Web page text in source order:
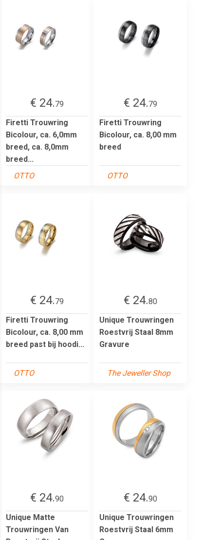
€ 24.79
Firetti Trouwring
Bicolour, ca. 6,0mm
breed, ca. 8,0mm
breed...
OTTO
€ 24.79
Firetti Trouwring
Bicolour, ca. 8,00 mm
breed
OTTO
€ 24.79
Firetti Trouwring
Bicolour, ca. 8,00 mm
breed past bij hoodi...
OTTO
€ 24.80
Unique Trouwringen
Roestvrij Staal 8mm
Gravure
The Jeweller Shop
€ 24.90
Unique Matte
Trouwringen Van
€ 24.90
Unique Trouwringen
Roestvrij Staal 6mm